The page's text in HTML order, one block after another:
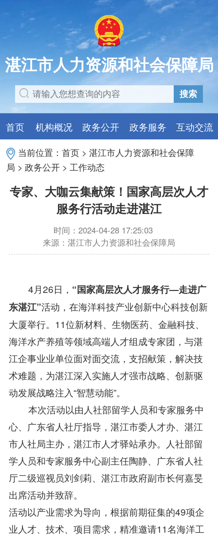
湛江市人力资源和社会保障局
搜索
首页 机构概况 政务公开 政务服务 互动交流
当前位置：首页 >湛江市人力资源和社会保障
局 >政务公开 > 工作动态
专家、大咖云集献策！国家高层次人才
服务行活动走进湛江
时间：2024-04-28 17:25:03
来源：湛江市人力资源和社会保障局
4月26日， “国家高层次人才服务行—走进广
东湛江”活动，在海洋科技产业创新中心科技创新
大厦举行。11位新材料、生物医药、金融科技、
海洋水产养殖等领域高端人才组成专家团，与湛
江企事业业单位面对面交流，支招献策，解决技
术难题，为湛江深入实施人才强市战略、创新驱
动发展战略注入“智慧动能”。
本次活动以由人社部留学人员和专家服务中
心、广东省人社厅指导，湛江市委人才办、湛江
市人社局主办，湛江市人才驿站承办。人社部留
学人员和专家服务中心副主任陶静、广东省人社
厅二级巡视员刘剑莉、湛江市政府副市长何嘉旻
出席活动并致辞。
活动以产业需求为导向，根据前期征集的49项企
业人才、技术、项目需求，精准邀请11名海洋工